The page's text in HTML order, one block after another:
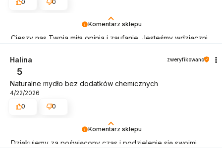
Komentarz sklepu
Cieszy nas Twoja miła opinia i zaufanie. Jesteśmy wdzięczni
sklepu.
0
0
Komentarz sklepu
Dziękujemy za poświęcony czas i podzielenie się swoimi
Halina zweryfikowano
5
Naturalne mydło bez dodatków chemicznych
4/22/2026
0
0